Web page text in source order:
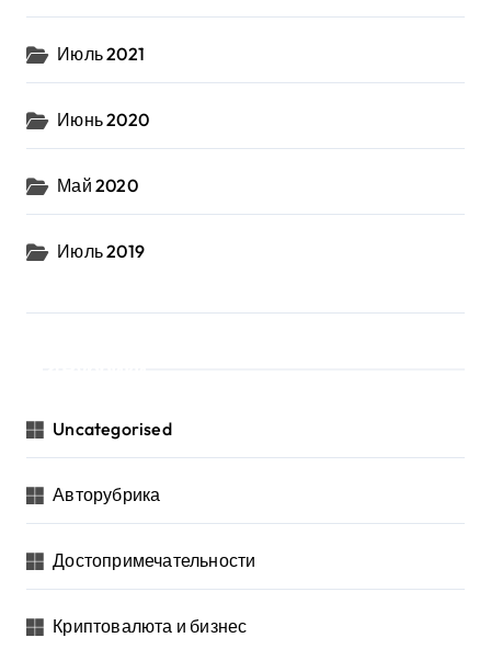
Июль 2021
Июнь 2020
Май 2020
Июль 2019
Uncategorised
Авторубрика
Достопримечательности
Криптовалюта и бизнес